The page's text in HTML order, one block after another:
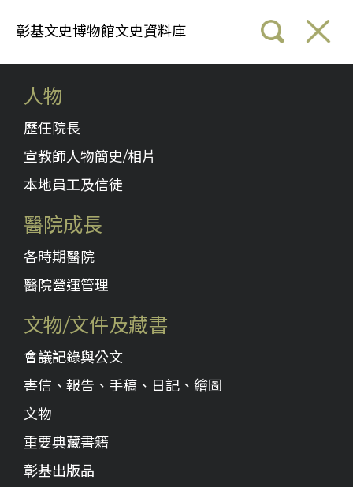
彰基文史博物館文史資料庫
人物
歷任院長
宣教師人物簡史/相片
本地員工及信徒
醫院成長
各時期醫院
醫院營運管理
文物/文件及藏書
會議記錄與公文
書信、報告、手稿、日記、繪圖
文物
重要典藏書籍
彰基出版品